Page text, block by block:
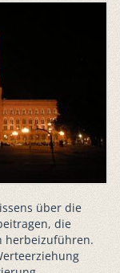
über die
die
herbeizuführen.